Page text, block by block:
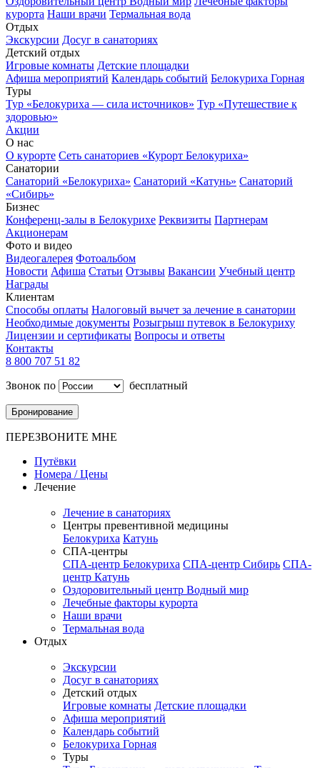
курорта Наши врачи Термальная вода
Отдых
Экскурсии Досуг в санаториях
Детский отдых
Игровые комнаты Детские площадки
Афиша мероприятий Календарь событий Белокуриха Горная
Туры
Тур «Белокуриха — сила источников» Тур «Путешествие к
здоровью»
Акции
О нас
О курорте Сеть санаториев «Курорт Белокуриха»
Санатории
Санаторий «Белокуриха» Санаторий «Катунь» Санаторий
«Сибирь»
Бизнес
Конференц-залы в Белокурихе Реквизиты Партнерам
Акционерам
Фото и видео
Видеогалерея Фотоальбом
Новости Афиша Статьи Отзывы Вакансии Учебный центр
Награды
Клиентам
Способы оплаты Налоговый вычет за лечение в санатории
Необходимые документы Розыгрыш путевок в Белокуриху
Лицензии и сертификаты Вопросы и ответы
Контакты
8 800 707 51 82
Звонок по
бесплатный
Бронирование
ПЕРЕЗВОНИТЕ МНЕ
Путёвки
Номера / Цены
Лечение
Лечение в санаториях
Центры превентивной медицины
Белокуриха Катунь
СПА-центры
СПА-центр Белокуриха СПА-центр Сибирь СПА-
центр Катунь
Оздоровительный центр Водный мир
Лечебные факторы курорта
Наши врачи
Термальная вода
Отдых
Экскурсии
Досуг в санаториях
Детский отдых
Игровые комнаты Детские площадки
Афиша мероприятий
Календарь событий
Белокуриха Горная
Туры